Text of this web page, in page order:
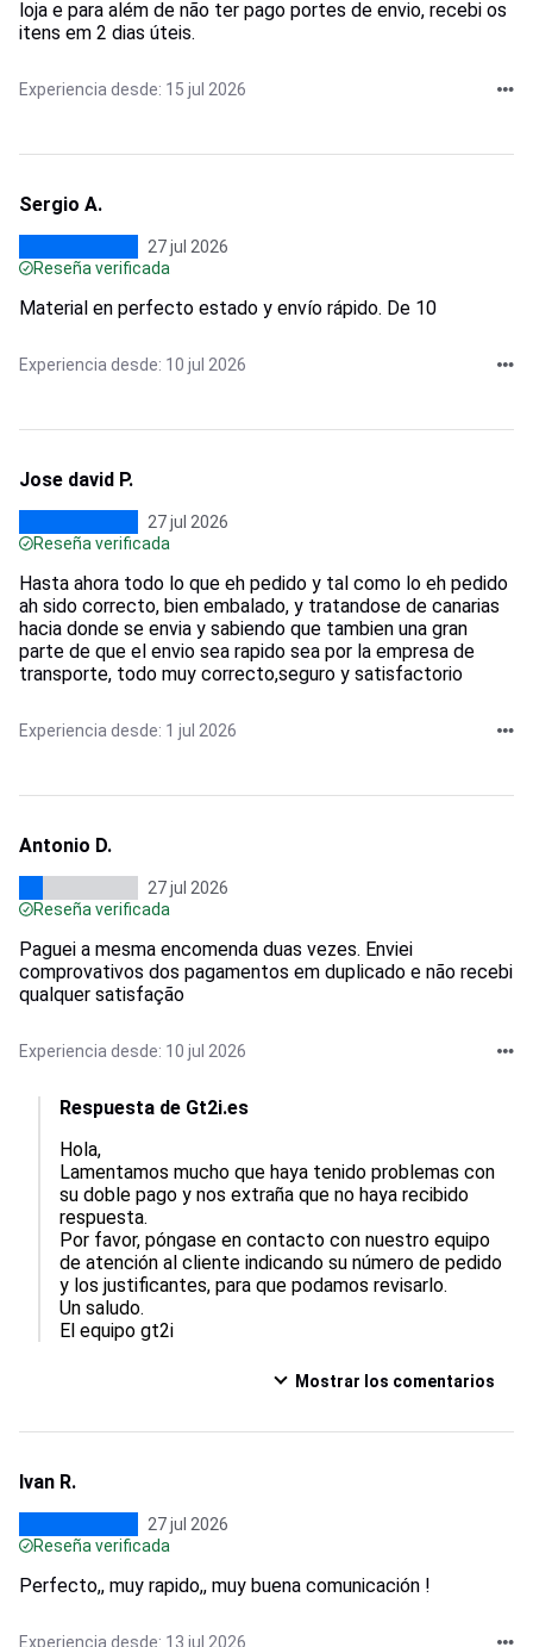
loja e para além de não ter pago portes de envio, recebi os
itens em 2 dias úteis.
Experiencia desde: 15 jul 2026
Sergio A.
27 jul 2026
Reseña verificada
Material en perfecto estado y envío rápido. De 10
Experiencia desde: 10 jul 2026
Jose david P.
27 jul 2026
Reseña verificada
Hasta ahora todo lo que eh pedido y tal como lo eh pedido
ah sido correcto, bien embalado, y tratandose de canarias
hacia donde se envia y sabiendo que tambien una gran
parte de que el envio sea rapido sea por la empresa de
transporte, todo muy correcto,seguro y satisfactorio
Experiencia desde: 1 jul 2026
Antonio D.
27 jul 2026
Reseña verificada
Paguei a mesma encomenda duas vezes. Enviei
comprovativos dos pagamentos em duplicado e não recebi
qualquer satisfação
Experiencia desde: 10 jul 2026
Respuesta de Gt2i.es
Hola,
Lamentamos mucho que haya tenido problemas con
su doble pago y nos extraña que no haya recibido
respuesta.
Por favor, póngase en contacto con nuestro equipo
de atención al cliente indicando su número de pedido
y los justificantes, para que podamos revisarlo.
Un saludo.
El equipo gt2i
Mostrar los comentarios
Ivan R.
27 jul 2026
Reseña verificada
Perfecto,, muy rapido,, muy buena comunicación !
Experiencia desde: 13 jul 2026